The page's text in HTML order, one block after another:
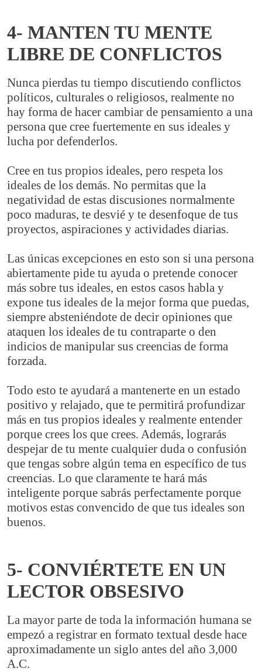
4- MANTEN TU MENTE
LIBRE DE CONFLICTOS
Nunca pierdas tu tiempo discutiendo conflictos
políticos, culturales o religiosos, realmente no
hay forma de hacer cambiar de pensamiento a una
persona que cree fuertemente en sus ideales y
lucha por defenderlos.
Cree en tus propios ideales, pero respeta los
ideales de los demás. No permitas que la
negatividad de estas discusiones normalmente
poco maduras, te desvié y te desenfoque de tus
proyectos, aspiraciones y actividades diarias.
Las únicas excepciones en esto son si una persona
abiertamente pide tu ayuda o pretende conocer
más sobre tus ideales, en estos casos habla y
expone tus ideales de la mejor forma que puedas,
siempre absteniéndote de decir opiniones que
ataquen los ideales de tu contraparte o den
indicios de manipular sus creencias de forma
forzada.
Todo esto te ayudará a mantenerte en un estado
positivo y relajado, que te permitirá profundizar
más en tus propios ideales y realmente entender
porque crees los que crees. Además, lograrás
despejar de tu mente cualquier duda o confusión
que tengas sobre algún tema en específico de tus
creencias. Lo que claramente te hará más
inteligente porque sabrás perfectamente porque
motivos estas convencido de que tus ideales son
buenos.
5- CONVIÉRTETE EN UN
LECTOR OBSESIVO
La mayor parte de toda la información humana se
empezó a registrar en formato textual desde hace
aproximadamente un siglo antes del año 3,000
A.C.